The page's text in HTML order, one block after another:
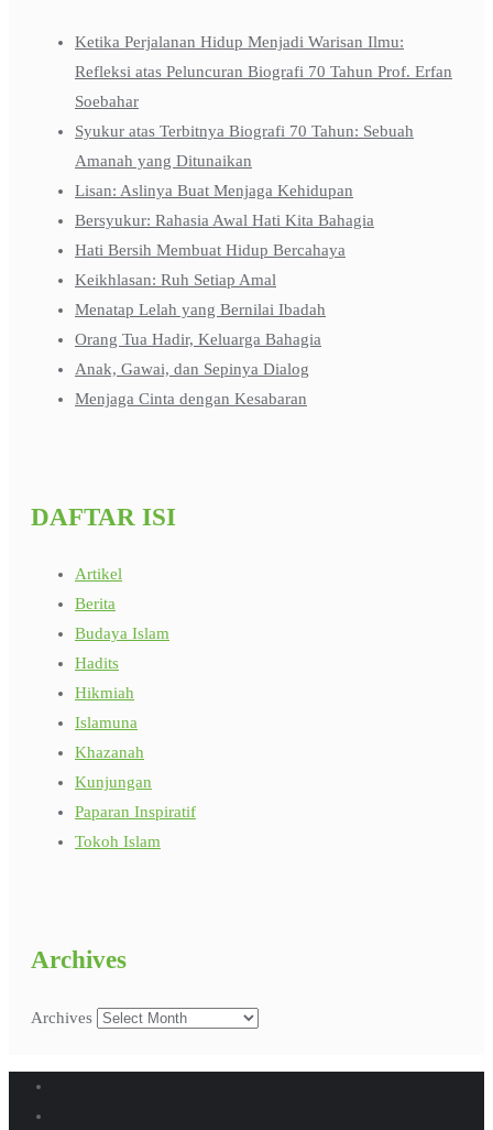
Ketika Perjalanan Hidup Menjadi Warisan Ilmu:
Refleksi atas Peluncuran Biografi 70 Tahun Prof. Erfan
Soebahar
Syukur atas Terbitnya Biografi 70 Tahun: Sebuah
Amanah yang Ditunaikan
Lisan: Aslinya Buat Menjaga Kehidupan
Bersyukur: Rahasia Awal Hati Kita Bahagia
Hati Bersih Membuat Hidup Bercahaya
Keikhlasan: Ruh Setiap Amal
Menatap Lelah yang Bernilai Ibadah
Orang Tua Hadir, Keluarga Bahagia
Anak, Gawai, dan Sepinya Dialog
Menjaga Cinta dengan Kesabaran
DAFTAR ISI
Artikel
Berita
Budaya Islam
Hadits
Hikmiah
Islamuna
Khazanah
Kunjungan
Paparan Inspiratif
Tokoh Islam
Archives
Archives